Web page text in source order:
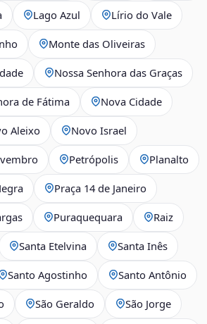
Lago Azul Lírio do Vale
Monte das Oliveiras
Nossa Senhora das Graças
de Fátima Nova Cidade
Aleixo Novo Israel
Petrópolis Planalto
Praça 14 de Janeiro
Puraquequara Raiz
Santa Etelvina Santa Inês
Santo Agostinho Santo Antônio
São Geraldo São Jorge